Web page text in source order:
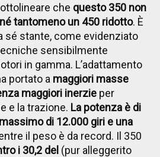
che questo 350 non
tantomeno un 450 ridotto. È
sé stante, come evidenziato
sensibilmente
in gamma. L’adattamento
portato a maggiori masse
maggiori inerzie per
e la trazione. La potenza è di
di 12.000 giri e una
il peso è da record. Il 350
i 30,2 del (pur alleggerito